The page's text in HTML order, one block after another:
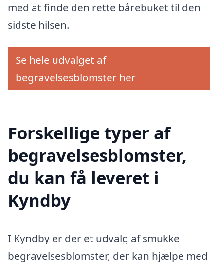
med at finde den rette bårebuket til den
sidste hilsen.
Se hele udvalget af
begravelsesblomster her
Forskellige typer af
begravelsesblomster,
du kan få leveret i
Kyndby
I Kyndby er der et udvalg af smukke
begravelsesblomster, der kan hjælpe med